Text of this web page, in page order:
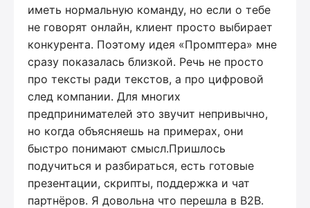
иметь нормальную команду, но если о тебе
не говорят онлайн, клиент просто выбирает
конкурента. Поэтому идея «Промптера» мне
сразу показалась близкой. Речь не просто
про тексты ради текстов, а про цифровой
след компании. Для многих
предпринимателей это звучит непривычно,
но когда объясняешь на примерах, они
быстро понимают смысл.Пришлось
подучиться и разбираться, есть готовые
презентации, скрипты, поддержка и чат
партнёров. Я довольна что перешла в B2B.